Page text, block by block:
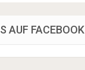
AUF FACEBOOK